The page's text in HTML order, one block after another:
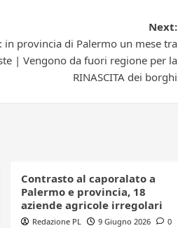
Next:
in provincia di Palermo un mese tra
| Vengono da fuori regione per la
RINASCITA dei borghi
Contrasto al caporalato a
Palermo e provincia, 18
aziende agricole irregolari
Redazione PL 9 Giugno 2026 0